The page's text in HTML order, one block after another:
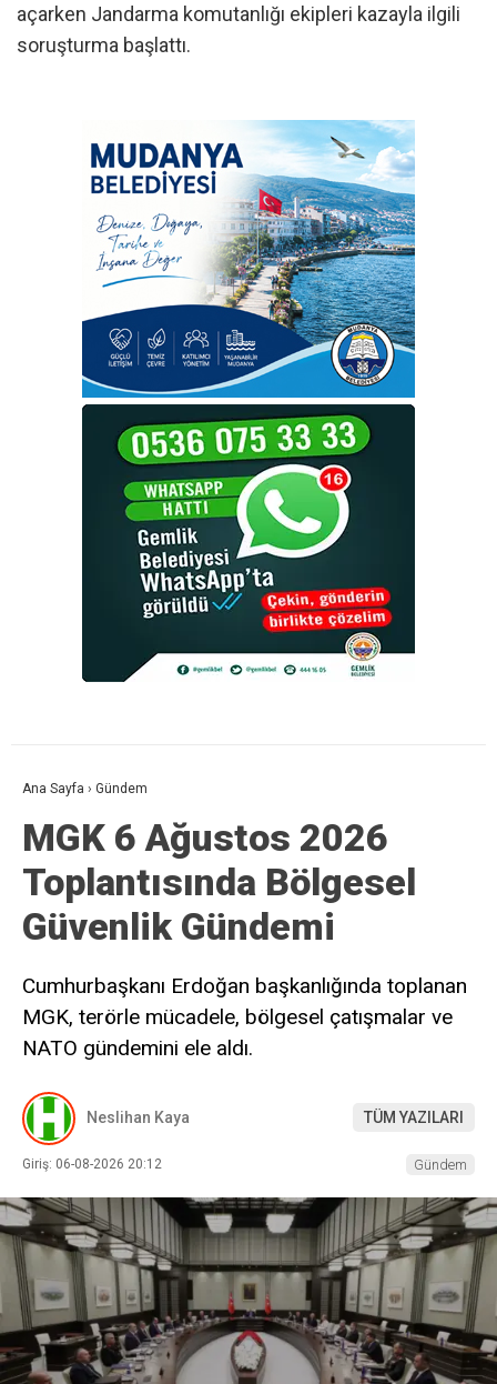
açarken Jandarma komutanlığı ekipleri kazayla ilgili
soruşturma başlattı.
Ana Sayfa › Gündem
MGK 6 Ağustos 2026
Toplantısında Bölgesel
Güvenlik Gündemi
Cumhurbaşkanı Erdoğan başkanlığında toplanan
MGK, terörle mücadele, bölgesel çatışmalar ve
NATO gündemini ele aldı.
Neslihan Kaya TÜM YAZILARI
Giriş: 06-08-2026 20:12 Gündem